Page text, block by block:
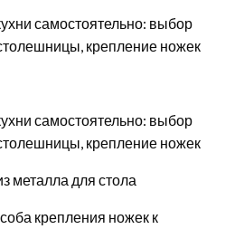
металла для стола
крепления ножек к